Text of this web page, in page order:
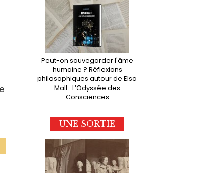
Peut-on sauvegarder l'âme
humaine ? Réflexions
philosophiques autour de Elsa
Malt : L’Odyssée des
Consciences
UNE SORTIE